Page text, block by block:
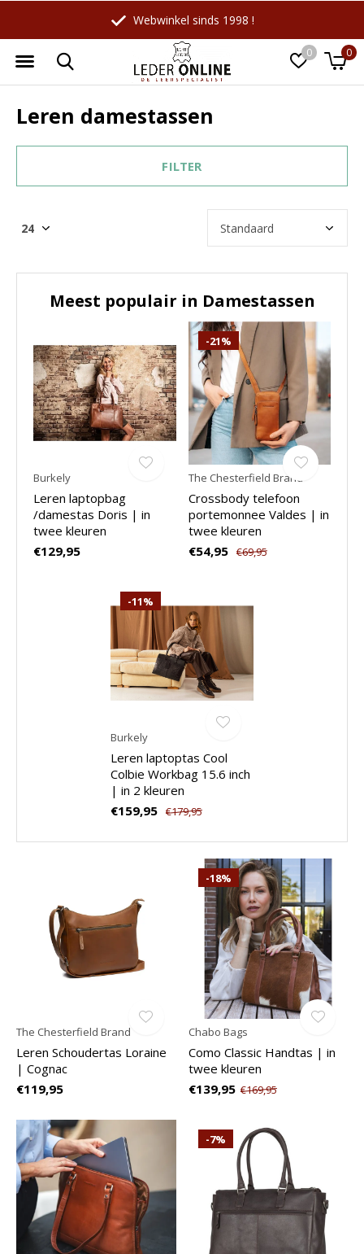
0 0
Webwinkel sinds 1998 !
Leren damestassen
FILTER
Meest populair in Damestassen
Burkely
Leren laptopbag
/damestas Doris | in
twee kleuren
€129,95
-21%
The Chesterfield Brand
Crossbody telefoon
portemonnee Valdes | in
twee kleuren
€54,95 €69,95
-11%
Burkely
Leren laptoptas Cool
Colbie Workbag 15.6 inch
| in 2 kleuren
€159,95 €179,95
The Chesterfield Brand
Leren Schoudertas Loraine
| Cognac
€119,95
-18%
Chabo Bags
Como Classic Handtas | in
twee kleuren
€139,95 €169,95
-7%